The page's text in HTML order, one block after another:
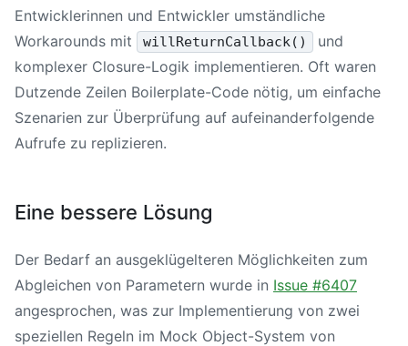
Entwicklerinnen und Entwickler umständliche
Workarounds mit
willReturnCallback()
und
komplexer Closure-Logik implementieren. Oft waren
Dutzende Zeilen Boilerplate-Code nötig, um einfache
Szenarien zur Überprüfung auf aufeinanderfolgende
Aufrufe zu replizieren.
Eine bessere Lösung
Der Bedarf an ausgeklügelteren Möglichkeiten zum
Abgleichen von Parametern wurde in Issue #6407
angesprochen, was zur Implementierung von zwei
speziellen Regeln im Mock Object-System von